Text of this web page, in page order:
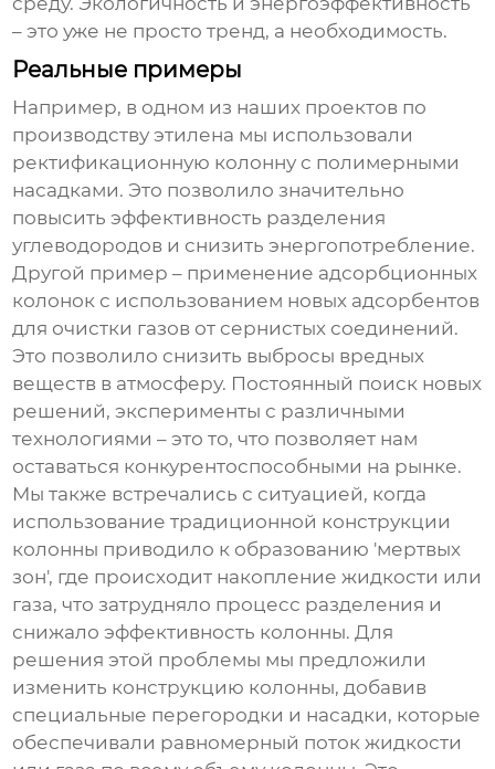
– это уже не просто тренд, а необходимость.
Реальные примеры
Например, в одном из наших проектов по
производству этилена мы использовали
ректификационную колонну с полимерными
насадками. Это позволило значительно
повысить эффективность разделения
углеводородов и снизить энергопотребление.
Другой пример – применение адсорбционных
колонок с использованием новых адсорбентов
для очистки газов от сернистых соединений.
Это позволило снизить выбросы вредных
веществ в атмосферу. Постоянный поиск новых
решений, эксперименты с различными
технологиями – это то, что позволяет нам
оставаться конкурентоспособными на рынке.
Мы также встречались с ситуацией, когда
использование традиционной конструкции
колонны приводило к образованию 'мертвых
зон', где происходит накопление жидкости или
газа, что затрудняло процесс разделения и
снижало эффективность колонны. Для
решения этой проблемы мы предложили
изменить конструкцию колонны, добавив
специальные перегородки и насадки, которые
обеспечивали равномерный поток жидкости